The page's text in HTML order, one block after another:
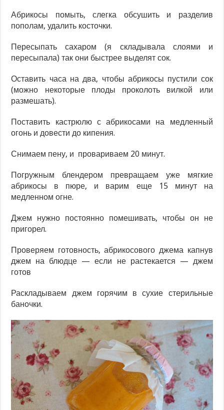
Абрикосы помыть, слегка обсушить и разделив
пополам, удалить косточки.
Пересыпать сахаром (я складывала слоями и
пересыпала) так они быстрее выделят сок.
Оставить часа на два, чтобы абрикосы пустили сок
(можно некоторые плоды проколоть вилкой или
размешать).
Поставить кастрюлю с абрикосами на медленный
огонь и довести до кипения.
Снимаем пену, и провариваем 20 минут.
Погружным блендером превращаем уже мягкие
абрикосы в пюре, и варим еще 15 минут на
медленном огне.
Джем нужно постоянно помешивать, чтобы он не
пригорел.
Проверяем готовность, абрикосового джема капнув
джем на блюдце — если не растекается — джем
готов
Раскладываем джем горячим в сухие стерильные
баночки.